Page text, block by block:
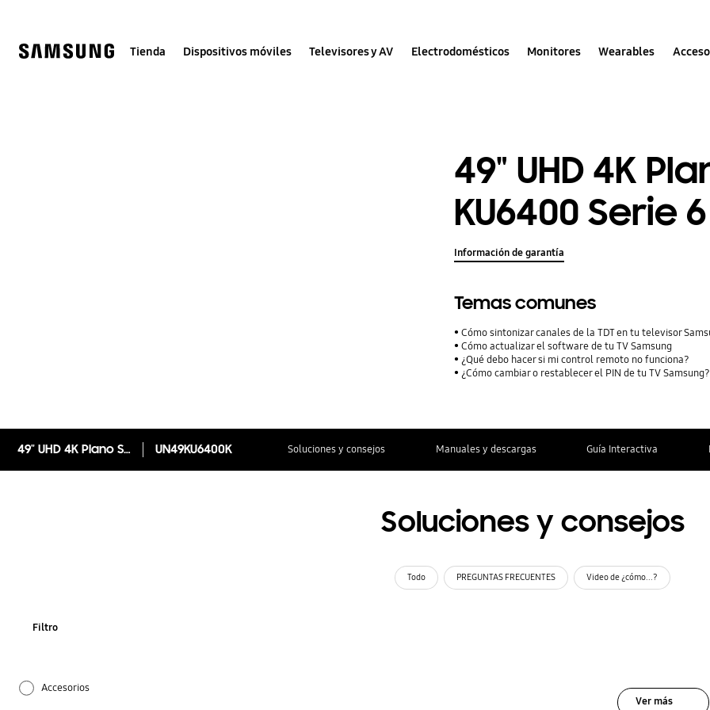
Tienda Dispositivos móviles Televisores y AV Electrodomésticos Monitores Wearables
49" UHD 4K
KU6400 Serie 6
Información de garantía
Temas comunes
Cómo sintonizar canales de la TDT en tu televisor
Cómo actualizar el software de tu TV Samsung
¿Qué debo hacer si mi control remoto no funciona?
¿Cómo cambiar o restablecer el PIN de tu TV Samsung?
49" UHD 4K Plano Smart TV KU6400 Serie 6 UN49KU6400K Soluciones y consejos Manuales y descargas Guía Interactiva
Soluciones y consejos
Todo PREGUNTAS FRECUENTES Video de ¿cómo...?
Filtro
Accesorios
Ver más